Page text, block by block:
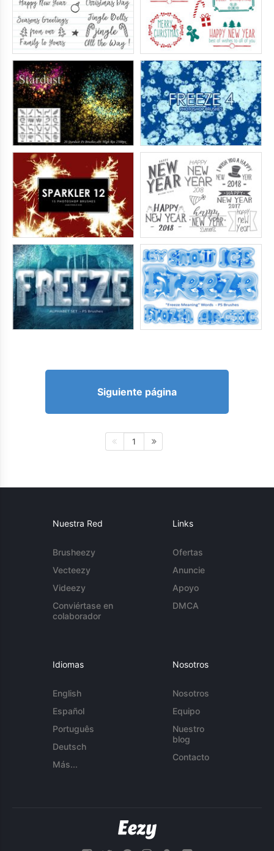
Siguiente página
1
Nuestra Red
Brusheezy
Vecteezy
Videezy
Conviértase en
colaborador
Links
Ofertas
Anuncie
Apoyo
DMCA
Idiomas
English
Español
Português
Deutsch
Más...
Nosotros
Nosotros
Equipo
Nuestro
blog
Contacto